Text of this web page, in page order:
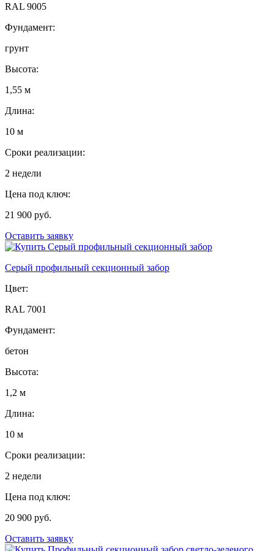
RAL 9005
Фундамент:
грунт
Высота:
1,55 м
Длина:
10 м
Сроки реализации:
2 недели
Цена под ключ:
21 900 руб.
Оставить заявку
Серый профильный секционный забор
Цвет:
RAL 7001
Фундамент:
бетон
Высота:
1,2 м
Длина:
10 м
Сроки реализации:
2 недели
Цена под ключ:
20 900 руб.
Оставить заявку